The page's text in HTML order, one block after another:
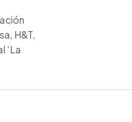
H&T,
‘La